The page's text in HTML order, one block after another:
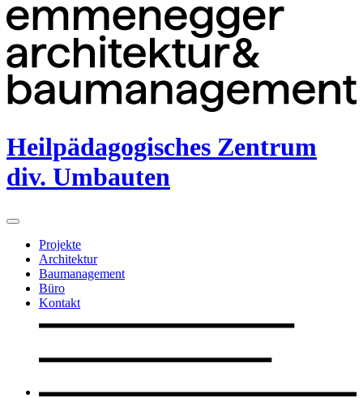
Heilpädagogisches Zentrum
div. Umbauten
Projekte
Architektur
Baumanagement
Büro
Kontakt